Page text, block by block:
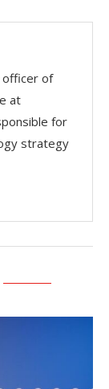
officer of
at
for
strategy